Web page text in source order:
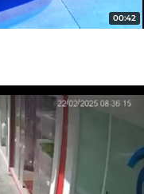
00:42